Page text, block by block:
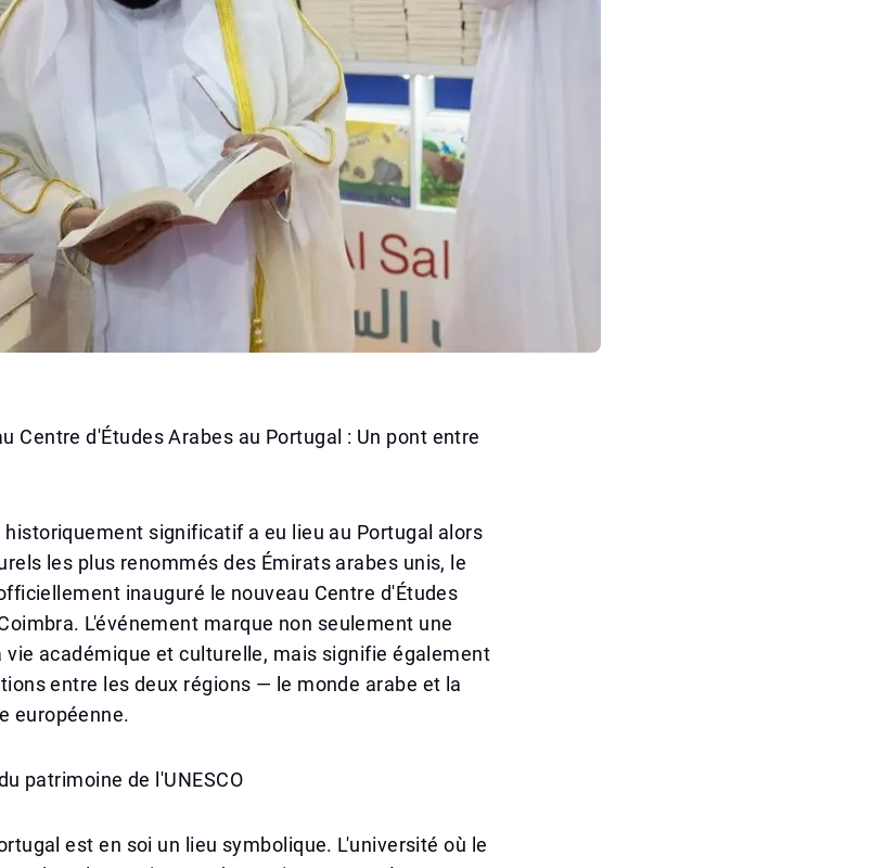
Centre d'Études Arabes au Portugal : Un pont entre
significatif a eu lieu au Portugal alors
les plus renommés des Émirats arabes unis, le
inauguré le nouveau Centre d'Études
L'événement marque non seulement une
académique et culturelle, mais signifie également
entre les deux régions — le monde arabe et la
européenne.
patrimoine de l'UNESCO
est en soi un lieu symbolique. L'université où le